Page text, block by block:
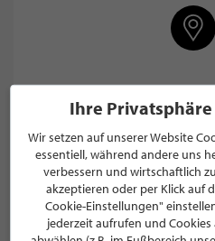
WEINhotel
Ihre
Wir setzen auf unserer Website
essentiell, während andere uns
verbessern und wirtschaftlich
akzeptieren oder per Klick auf
Cookie-Einstellungen"
jederzeit aufrufen und